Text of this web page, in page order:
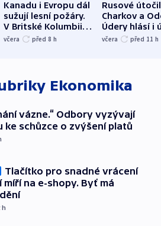
Kanadu i Evropu dál
sužují lesní požáry.
V Britské Kolumbii
evakuovali tisíce lidí
včera před 8 h
Rusové
Charkov a
Údery hlásí i
Bělgorodu
včera před 11 h
Ekonomika
vázne.“ Odbory vyzývají
ke schůzce o zvýšení platů
Tlačítko pro snadné vrácení
míří na e-shopy. Byť má
h